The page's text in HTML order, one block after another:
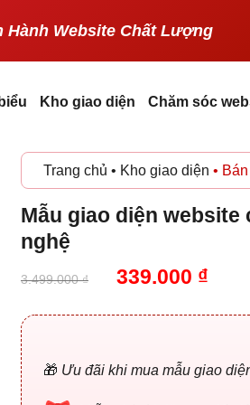
Hành Website Chất Lượng
Kho giao diện Chăm sóc
Trang chủ • Kho giao diện •
Mẫu giao diện website
nghệ
3.499.000₫
Giá
là:
339.000 ₫
tại
🎁 Ưu đãi khi mua mẫu giao